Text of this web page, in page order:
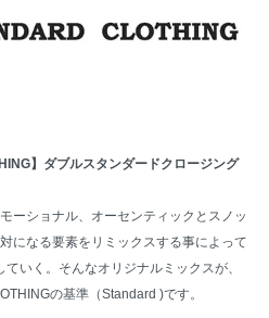
】ダブルスタンダードクロージング
ーショナル、オーセンティックとスノッ
になる要素をリミックスする事によって
いく。そんなオリジナルミックスが、
の基準（Standard )です。